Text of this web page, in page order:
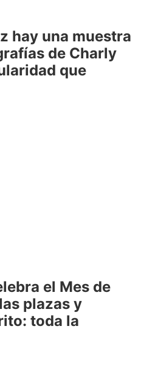
hay una muestra
de Charly
que
el Mes de
plazas y
toda la